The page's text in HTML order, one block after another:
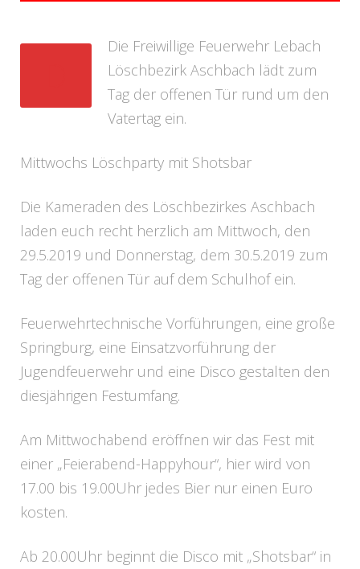
Die Freiwillige Feuerwehr Lebach
Löschbezirk Aschbach lädt zum
Tag der offenen Tür rund um den
Vatertag ein.
Mittwochs Löschparty mit Shotsbar
Die Kameraden des Löschbezirkes Aschbach
laden euch recht herzlich am Mittwoch, den
29.5.2019 und Donnerstag, dem 30.5.2019 zum
Tag der offenen Tür auf dem Schulhof ein.
Feuerwehrtechnische Vorführungen, eine große
Springburg, eine Einsatzvorführung der
Jugendfeuerwehr und eine Disco gestalten den
diesjährigen Festumfang.
Am Mittwochabend eröffnen wir das Fest mit
einer „Feierabend-Happyhour“, hier wird von
17.00 bis 19.00Uhr jedes Bier nur einen Euro
kosten.
Ab 20.00Uhr beginnt die Disco mit „Shotsbar“ in